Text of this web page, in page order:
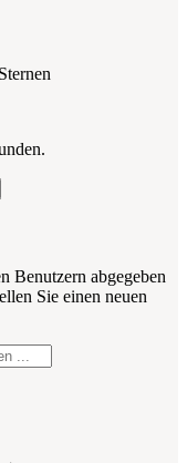
Benutzern abgegeben
Sie einen neuen